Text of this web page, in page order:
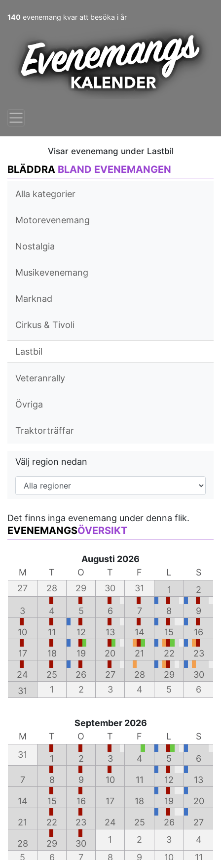
140 evenemang kvar att besöka i år
Visar evenemang under Lastbil
BLÄDDRA BLAND EVENEMANGEN
Alla kategorier
Motorevenemang
Nostalgia
Musikevenemang
Marknad
Cirkus & Tivoli
Lastbil
Veteranrally
Övriga
Traktorträffar
Välj region nedan
Det finns inga evenemang under denna flik.
EVENEMANGSÖVERSIKT
Augusti 2026
M
T O T F L
S
27
28 29 30 31 1 2
3 4 5 6 7 8 9
10 11 12 13 14 15 16
17 18 19 20 21 22 23
24 25 26 27 28 29
30
31
1 2 3 4 5 6
September 2026
M
T O T F L
S
31
1 2 3 4 5 6
7 8 9 10 11 12 13
14 15 16 17 18 19 20
21 22 23 24 25 26 27
28 29 30 1 2 3
4
5
6 7 8 9 10 11